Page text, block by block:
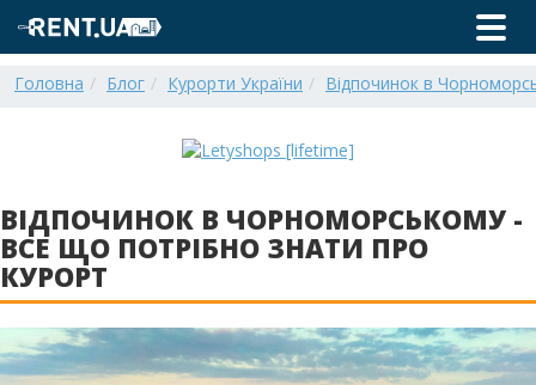
Головна Блог Курорти України Відпочинок в
ВІДПОЧИНОК В ЧОРНОМОРСЬКОМУ -
ВСЕ ЩО ПОТРІБНО ЗНАТИ ПРО
КУРОРТ